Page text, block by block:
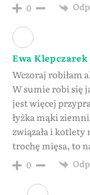
0
Ewa Klepczarek
Wczoraj robiłam
W sumie robi się
jest więcej
łyżka mąki
związała i kotlety
trochę mięsa, to
0